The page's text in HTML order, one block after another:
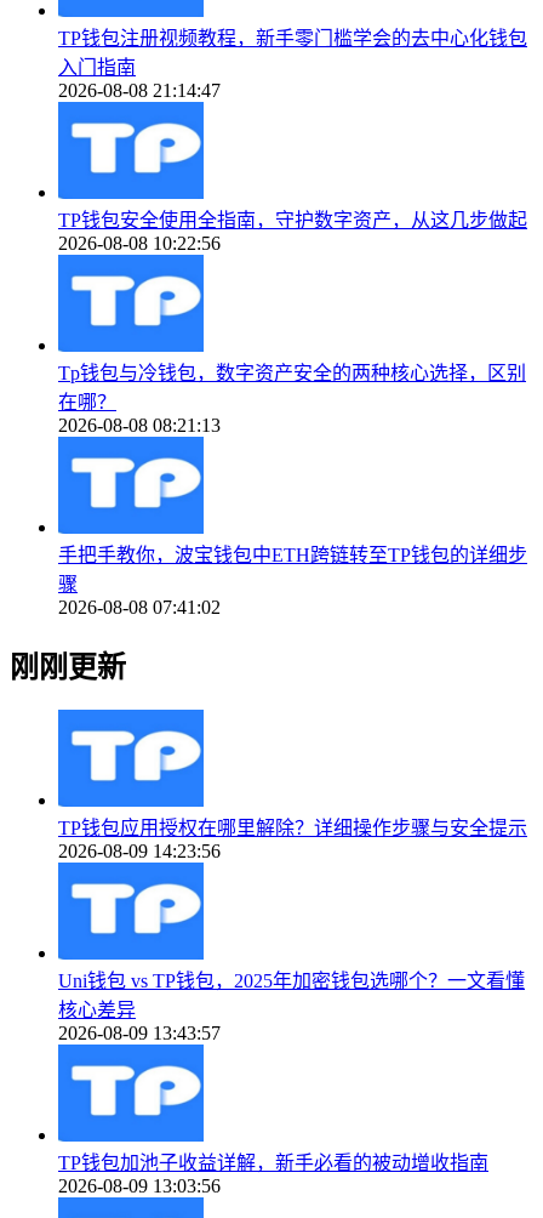
TP钱包注册视频教程，新手零门槛学会的去中心化钱包
入门指南
2026-08-08 21:14:47
TP钱包安全使用全指南，守护数字资产，从这几步做起
2026-08-08 10:22:56
Tp钱包与冷钱包，数字资产安全的两种核心选择，区别
在哪？
2026-08-08 08:21:13
手把手教你，波宝钱包中ETH跨链转至TP钱包的详细步
骤
2026-08-08 07:41:02
刚刚更新
TP钱包应用授权在哪里解除？详细操作步骤与安全提示
2026-08-09 14:23:56
Uni钱包 vs TP钱包，2025年加密钱包选哪个？一文看懂
核心差异
2026-08-09 13:43:57
TP钱包加池子收益详解，新手必看的被动增收指南
2026-08-09 13:03:56